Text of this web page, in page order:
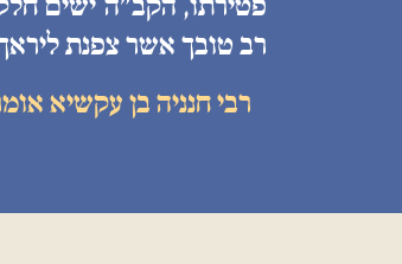
פטירתו, הקב״ה ישים
רב טובך אשר צפנת
רבי חנניה בן עקשיא